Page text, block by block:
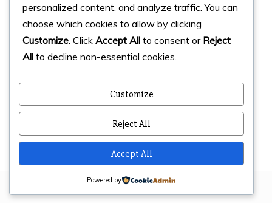
Facebook
Instagram
Twitter
© 2023 Micharts. Todos los derechos reservados.
personalized content, and analyze traffic. You can
choose which cookies to allow by clicking
Customize . Click Accept All to consent or Reject
All to decline non-essential cookies.
Customize
Reject All
Accept All
Powered by